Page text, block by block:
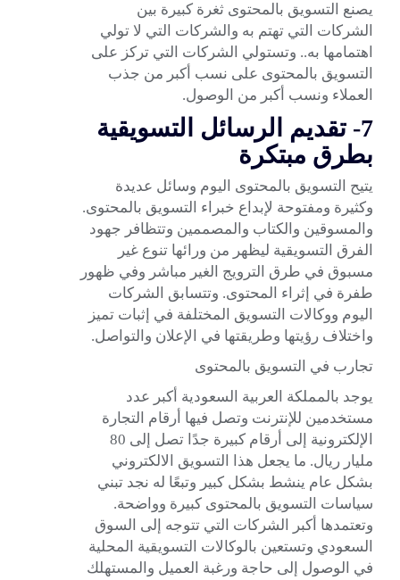
يصنع التسويق بالمحتوى ثغرة كبيرة بين
الشركات التي تهتم به والشركات التي لا تولي
اهتمامها به.. وتستولي الشركات التي تركز على
التسويق بالمحتوى على نسب أكبر من جذب
العملاء ونسب أكبر من الوصول.
7- تقديم الرسائل التسويقية
بطرق مبتكرة
يتيح التسويق بالمحتوى اليوم وسائل عديدة
وكثيرة ومفتوحة لإبداع خبراء التسويق بالمحتوى.
والمسوقين والكتاب والمصممين وتتظافر جهود
الفرق التسويقية ليظهر من ورائها تنوع غير
مسبوق في طرق الترويج الغير مباشر وفي ظهور
طفرة في إثراء المحتوى. وتتسابق الشركات
اليوم ووكالات التسويق المختلفة في إثبات تميز
واختلاف رؤيتها وطريقتها في الإعلان والتواصل.
تجارب في التسويق بالمحتوى
يوجد بالمملكة العربية السعودية أكبر عدد
مستخدمين للإنترنت وتصل فيها أرقام التجارة
الإلكترونية إلى أرقام كبيرة جدًا تصل إلى 80
مليار ريال. ما يجعل هذا التسويق الالكتروني
بشكل عام ينشط بشكل كبير وتبعًا له نجد تبني
سياسات التسويق بالمحتوى كبيرة وواضحة.
وتعتمدها أكبر الشركات التي تتوجه إلى السوق
السعودي وتستعين بالوكالات التسويقية المحلية
في الوصول إلى حاجة ورغبة العميل والمستهلك